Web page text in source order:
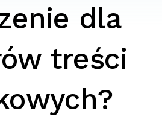
SZUKAJ
dla
treści